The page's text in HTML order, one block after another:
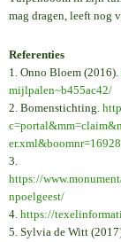
mag dragen, leeft nog
Referenties
1. Onno Bloem (2016).
mijlpalen~b455ac42/
2. Bomenstichting.
3.
https://
npoelgeest/
4. https://
5. Sylvia de Witt